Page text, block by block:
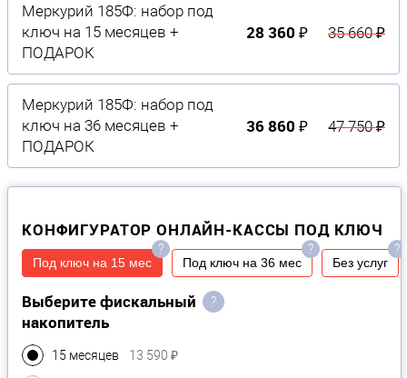
Меркурий 185Ф: набор под
ключ на 15 месяцев +
ПОДАРОК
28 360 ₽ 35 660 ₽
Меркурий 185Ф: набор под
ключ на 36 месяцев +
ПОДАРОК
36 860 ₽ 47 750 ₽
КОНФИГУРАТОР ОНЛАЙН-КАССЫ ПОД КЛЮЧ
?
Под ключ на 15 мес
?
Под ключ на 36 мес
?
Без услуг
?
Выберите фискальный
накопитель
15 месяцев 13 590 ₽